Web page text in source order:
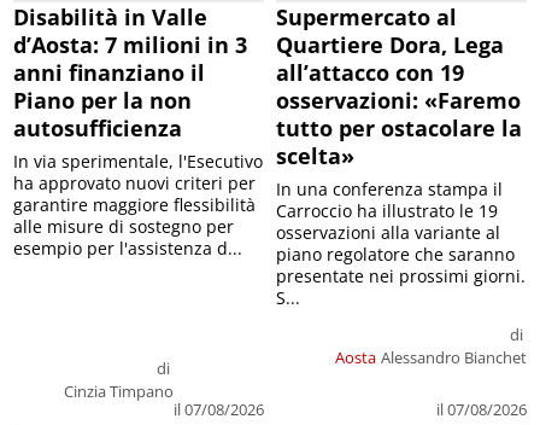
Disabilità in Valle
d’Aosta: 7 milioni in 3
anni finanziano il
Piano per la non
autosufficienza
di
Cinzia Timpano
il 07/08/2026
In via sperimentale, l'Esecutivo
ha approvato nuovi criteri per
garantire maggiore flessibilità
alle misure di sostegno per
esempio per l'assistenza d...
Supermercato al
Quartiere Dora, Lega
all’attacco con 19
osservazioni: «Faremo
tutto per ostacolare la
scelta»
Aosta
di
Alessandro Bianchet
il 07/08/2026
In una conferenza stampa il
Carroccio ha illustrato le 19
osservazioni alla variante al
piano regolatore che saranno
presentate nei prossimi giorni.
S...